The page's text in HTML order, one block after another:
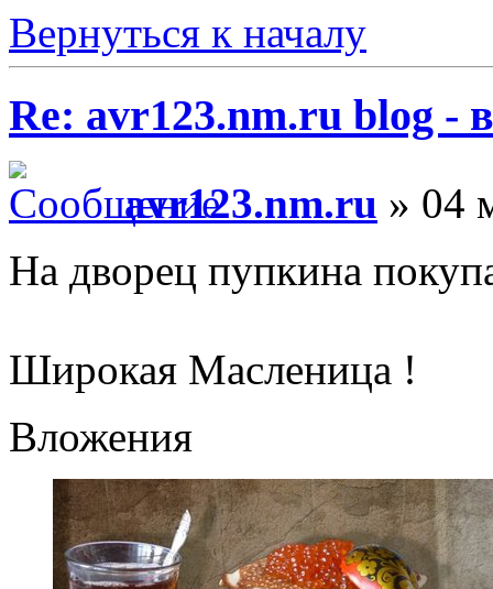
Вернуться к началу
Re: avr123.nm.ru blog -
avr123.nm.ru » 04
На дворец пупкина
Широкая Масленица !
Вложения